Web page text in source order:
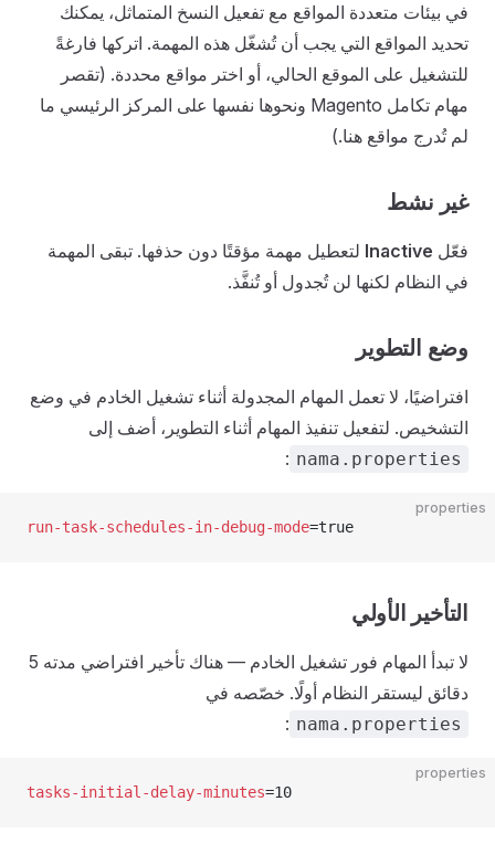
في بيئات متعددة المواقع مع تفعيل النسخ المتماثل، يمكنك
تحديد المواقع التي يجب أن تُشغّل هذه المهمة. اتركها فارغةً
للتشغيل على الموقع الحالي، أو اختر مواقع محددة. (تقصر
مهام تكامل Magento ونحوها نفسها على المركز الرئيسي ما
لم تُدرج مواقع هنا.)
غير نشط
فعّل Inactive لتعطيل مهمة مؤقتًا دون حذفها. تبقى المهمة
في النظام لكنها لن تُجدول أو تُنفَّذ.
وضع التطوير
افتراضيًا، لا تعمل المهام المجدولة أثناء تشغيل الخادم في وضع
التشخيص. لتفعيل تنفيذ المهام أثناء التطوير، أضف إلى
nama.properties
:
properties
run-task-schedules-in-debug-mode=true
التأخير الأولي
لا تبدأ المهام فور تشغيل الخادم — هناك تأخير افتراضي مدته 5
دقائق ليستقر النظام أولًا. خصّصه في
nama.properties
:
properties
tasks-initial-delay-minutes=10